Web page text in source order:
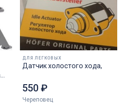
ДЛЯ ЛЕГКОВЫХ
Датчик холостого хода,
550 ₽
Череповец